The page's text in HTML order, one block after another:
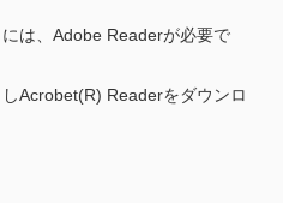
は、Adobe Readerが必要で
Acrobet(R) Readerをダウンロ